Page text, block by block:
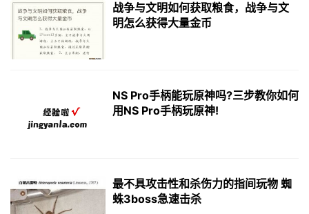
战争与文明如何获取粮食，战争与文
明怎么获得大量金币
NS Pro手柄能玩原神吗?三步教你如何
用NS Pro手柄玩原神!
最不具攻击性和杀伤力的指间玩物 蜘
蛛3boss急速击杀